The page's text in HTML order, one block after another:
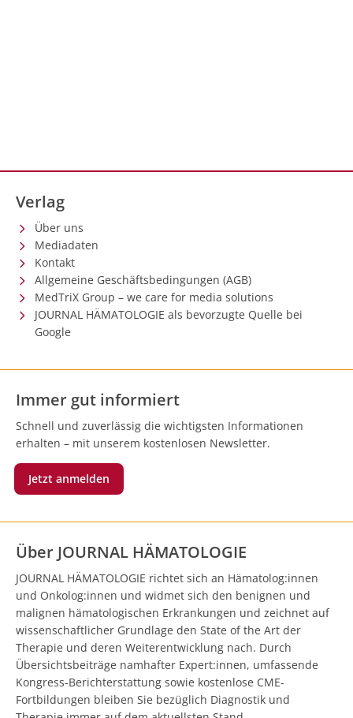
Verlag
Über uns
Mediadaten
Kontakt
Allgemeine Geschäftsbedingungen (AGB)
MedTriX Group – we care for media solutions
JOURNAL HÄMATOLOGIE als bevorzugte Quelle bei
Google
Immer gut informiert
Schnell und zuverlässig die wichtigsten Informationen
erhalten – mit unserem kostenlosen Newsletter.
Jetzt anmelden
Über JOURNAL HÄMATOLOGIE
JOURNAL HÄMATOLOGIE richtet sich an Hämatolog:innen
und Onkolog:innen und widmet sich den benignen und
malignen hämatologischen Erkrankungen und zeichnet auf
wissenschaftlicher Grundlage den State of the Art der
Therapie und deren Weiterentwicklung nach. Durch
Übersichtsbeiträge namhafter Expert:innen, umfassende
Kongress-Berichterstattung sowie kostenlose CME-
Fortbildungen bleiben Sie bezüglich Diagnostik und